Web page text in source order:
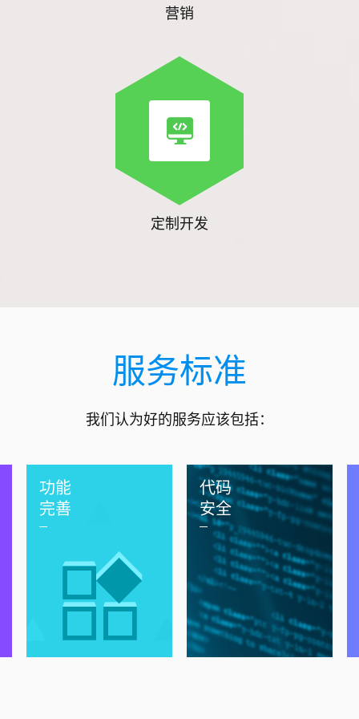
营销
定制开发
服务标准
我们认为好的服务应该包括：
功能
完善
代码
安全